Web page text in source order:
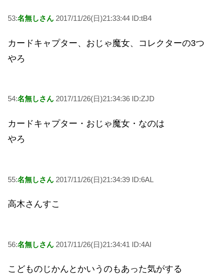
53:名無しさん 2017/11/26(日)21:33:44 ID:tB4
カードキャプター、おじゃ魔女、コレクターの3つ
やろ
54:名無しさん 2017/11/26(日)21:34:36 ID:ZJD
カードキャプター・おじゃ魔女・なのは
やろ
55:名無しさん 2017/11/26(日)21:34:39 ID:6AL
高木さんすこ
56:名無しさん 2017/11/26(日)21:34:41 ID:4Al
こどものじかんとかいうのもあった気がする